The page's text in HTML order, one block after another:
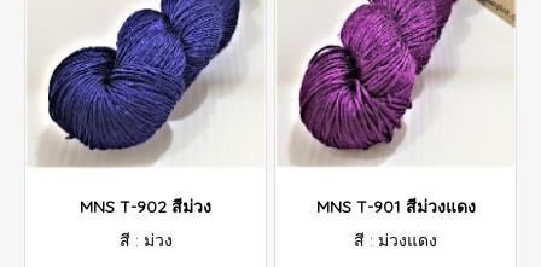
MNS T-902 สีม่วง
สี : ม่วง
MNS T-901 สีม่วงแดง
สี : ม่วงแดง